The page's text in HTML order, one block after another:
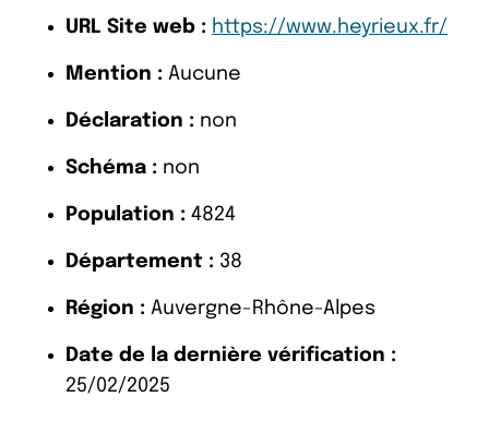
URL Site web : https://www.heyrieux.fr/
Mention : Aucune
Déclaration : non
Schéma : non
Population : 4824
Département : 38
Région : Auvergne-Rhône-Alpes
Date de la dernière vérification :
25/02/2025